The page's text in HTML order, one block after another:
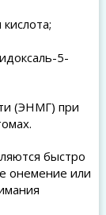
5-
(ЭНМГ) при
быстро
онемение или